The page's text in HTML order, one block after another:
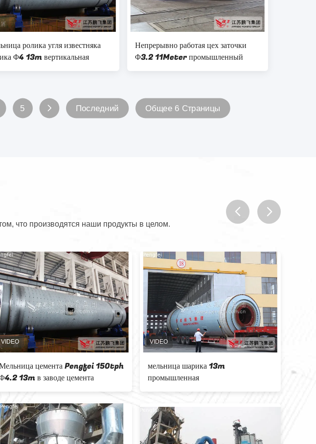
ролика угля известняка
Φ4 13m вертикальная
Непрерывно работая цех заточки
Φ3.2 11Meter промышленный
5 Последний Общее 6 Страницы
что производятся наши продукты в целом.
Продайте станцию клинкера
Pengfei 1200000tpy меля
SGS OPC Pengfei АТТЕСТОВАЛ
завод клинкера цемента 1000TPD